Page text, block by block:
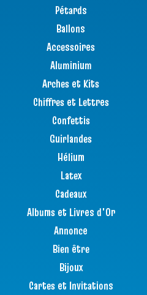
Pétards
Ballons
Accessoires
Aluminium
Arches et Kits
Chiffres et Lettres
Confettis
Guirlandes
Hélium
Latex
Cadeaux
Albums et Livres d'Or
Annonce
Bien être
Bijoux
Cartes et Invitations